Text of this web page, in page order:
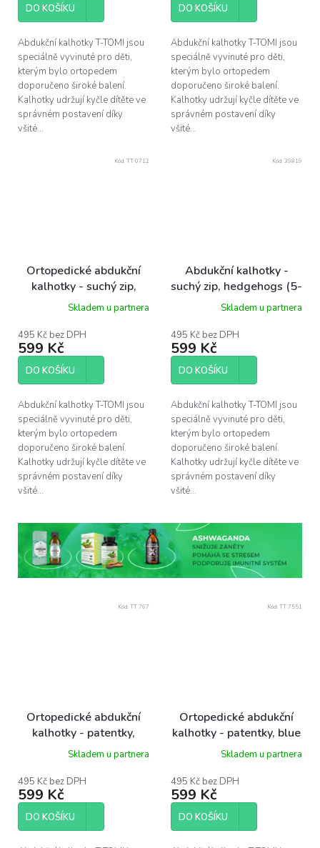
DO KOŠÍKU
Abdukční kalhotky T-TOMI jsou
speciálně vyvinuté pro děti,
kterým bylo ortopedem
doporučeno široké balení.
Kalhotky udržují kyčle dítěte ve
správném postavení díky
všité...
DO KOŠÍKU
Abdukční kalhotky T-TOMI jsou
speciálně vyvinuté pro děti,
kterým bylo ortopedem
doporučeno široké balení.
Kalhotky udržují kyčle dítěte ve
správném postavení díky
všité...
Ortopedické abdukční
kalhotky - suchý zip,
bears (3-6kg)
Skladem u partnera
495 Kč bez DPH
599 Kč
DO KOŠÍKU
Abdukční kalhotky T-TOMI jsou
speciálně vyvinuté pro děti,
kterým bylo ortopedem
doporučeno široké balení.
Kalhotky udržují kyčle dítěte ve
správném postavení díky
všité...
Kód: TT 0712
Abdukční kalhotky -
suchý zip, hedgehogs (5-
9kg)
Skladem u partnera
495 Kč bez DPH
599 Kč
DO KOŠÍKU
Abdukční kalhotky T-TOMI jsou
speciálně vyvinuté pro děti,
kterým bylo ortopedem
doporučeno široké balení.
Kalhotky udržují kyčle dítěte ve
správném postavení díky
všité...
Kód: 39819
Ortopedické abdukční
kalhotky - patentky,
bears (5-9kg)
Skladem u partnera
495 Kč bez DPH
599 Kč
DO KOŠÍKU
Kód: TT 767
Ortopedické abdukční
kalhotky - patentky, blue
triangles (3-6kg)
Skladem u partnera
495 Kč bez DPH
599 Kč
DO KOŠÍKU
Kód: TT 7551